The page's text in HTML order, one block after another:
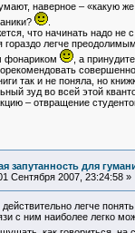
наверное – «какую
.
что начинать надо не
гораздо легче
фонариком
, а
так и не поняла, но
зуд во всей этой
– отвращение
запутанность для
Сентября 2007, 23:24:58 »
легче
с ним наиболее легко